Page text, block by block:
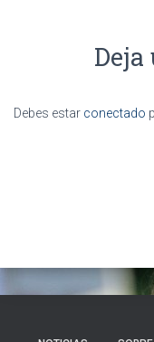
Deja
Debes estar conectado